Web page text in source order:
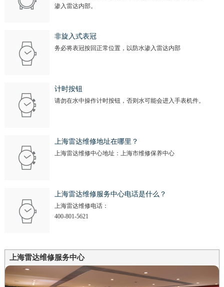
渗入雷达内部。
非旋入式表冠
务必将表冠按回正常位置，以防水渗入雷达内部
计时按钮
请勿在水中操作计时按钮，否则水可能会进入手表机件。
上海雷达维修地址在哪里？
上海雷达维修中心地址：上海市维修保养中心
上海雷达维修服务中心电话是什么？
上海雷达维修电话：
400-801-5621
上海雷达维修服务中心